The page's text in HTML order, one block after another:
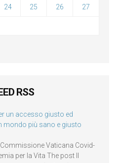
24 25 26 27
RSS
un accesso giusto ed
mondo più sano e giusto
Vaticana Covid-
per la Vita The post Il